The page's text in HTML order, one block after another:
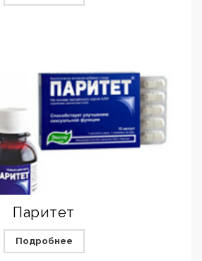
Паритет
Подробнее